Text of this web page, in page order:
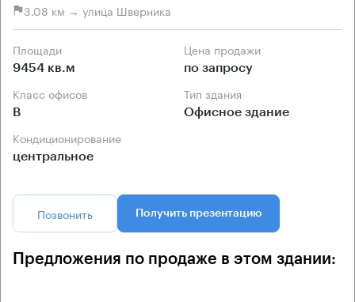
3.08 км → улица Шверника
Площади
9454 кв.м
Цена продажи
по запросу
Класс офисов
B
Тип здания
Офисное здание
Кондиционирование
центральное
Позвонить Получить презентацию
Предложения по продаже в этом здании: